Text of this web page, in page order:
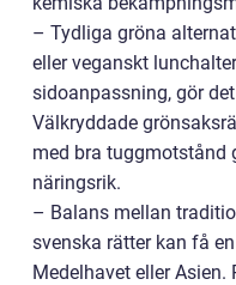
– Tydliga gröna
eller veganskt
sidoanpassning, gör
Välkryddade
med bra tuggmotstånd
näringsrik.
– Balans mellan
svenska rätter kan få
Medelhavet eller